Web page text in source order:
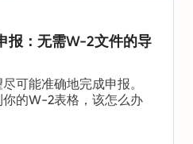
报：无需W-2文件的导
可能准确地完成申报。
的W-2表格，该怎么办